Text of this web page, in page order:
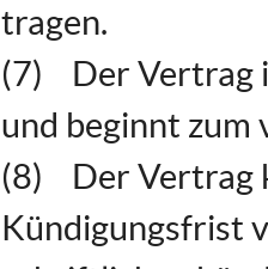
tragen.
(7) Der Vertrag
und beginnt
(8) Der Vertrag
Kündigungsfrist